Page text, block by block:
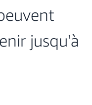
jusqu'à